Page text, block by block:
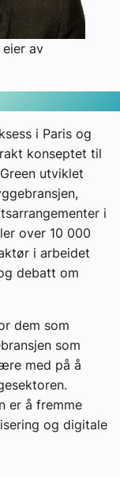
av
i Paris og
konseptet til
utviklet
i
over 10 000
i arbeidet
debatt om
dem som
som
med på å
er å fremme
og digitale